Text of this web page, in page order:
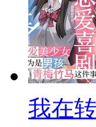
我在